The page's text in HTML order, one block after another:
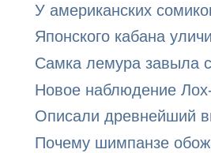
У американских
Японского кабана
Самка лемура завыла
Новое наблюдение
Описали древнейший
Почему шимпанзе